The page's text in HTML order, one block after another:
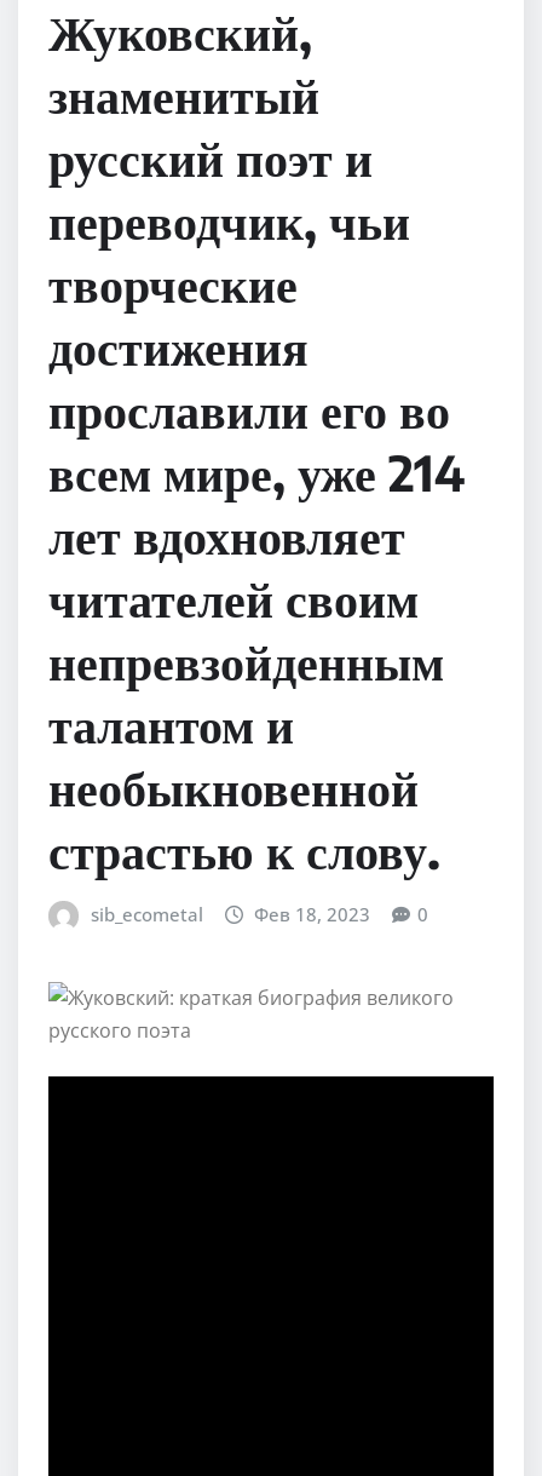
Жуковский,
знаменитый
русский поэт и
переводчик, чьи
творческие
достижения
прославили его во
всем мире, уже 214
лет вдохновляет
читателей своим
непревзойденным
талантом и
необыкновенной
страстью к слову.
sib_ecometal Фев 18, 2023 0